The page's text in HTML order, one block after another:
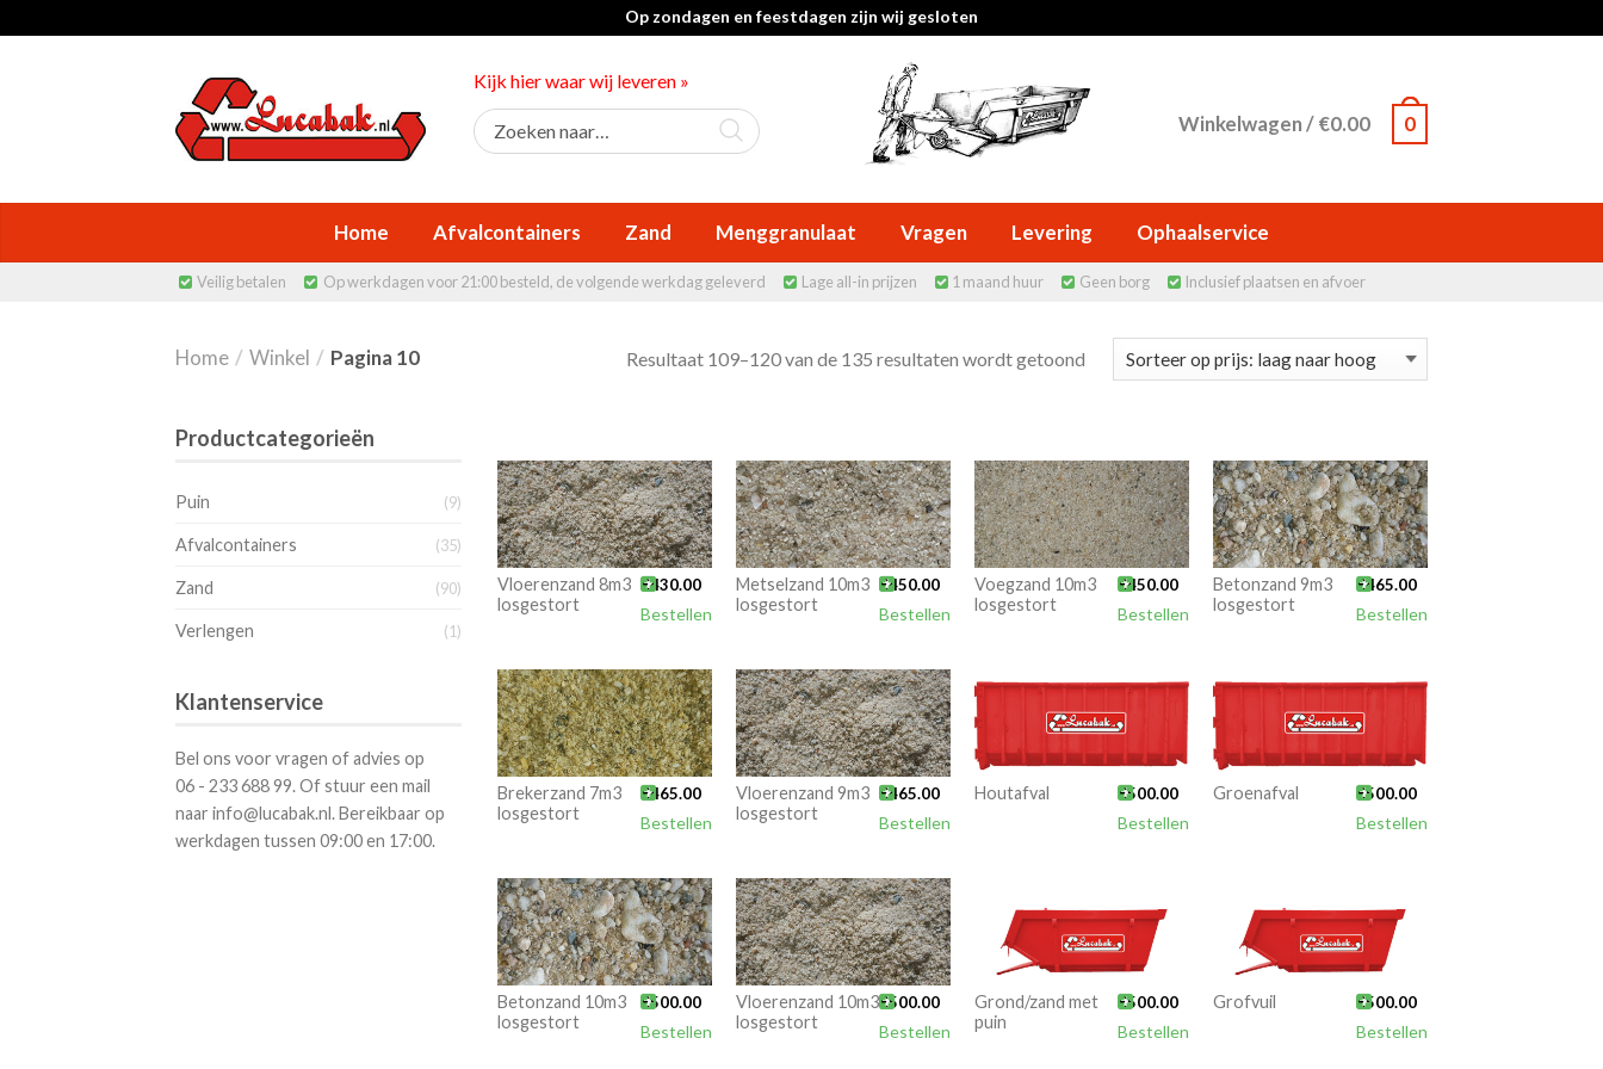
Op zondagen en feestdagen zijn wij gesloten
Kijk hier waar wij leveren »
Winkelwagen/€0.00 0
Home Afvalcontainers Zand Menggranulaat Vragen Levering Ophaalservice
 Veilig betalen  Op werkdagen voor 21:00 besteld, de volgende werkdag geleverd  Lage all-in prijzen  1 maand huur  Geen borg  Inclusief plaatsen en afvoer
Home / Winkel / Pagina 10 Resultaat 109–120 van de 135 resultaten wordt getoond
Vloerenzand 8m3
losgestort
€430.00

Bestellen
Metselzand 10m3
losgestort
€450.00

Bestellen
Voegzand 10m3
losgestort
€450.00

Bestellen
Betonzand 9m3
losgestort
€465.00

Bestellen
Brekerzand 7m3
losgestort
€465.00

Bestellen
Vloerenzand 9m3
losgestort
€465.00

Bestellen
Houtafval €500.00

Bestellen
Groenafval €500.00

Bestellen
Betonzand 10m3
losgestort
€500.00

Bestellen
Vloerenzand 10m3
losgestort
€500.00

Bestellen
Grond/zand met
puin
€500.00

Bestellen
Grofvuil €500.00

Bestellen
Productcategorieën
Puin (9)
Afvalcontainers (35)
Zand (90)
Verlengen (1)
Klantenservice
Bel ons voor vragen of advies op
06 - 233 688 99. Of stuur een mail
naar info@lucabak.nl. Bereikbaar op
werkdagen tussen 09:00 en 17:00.